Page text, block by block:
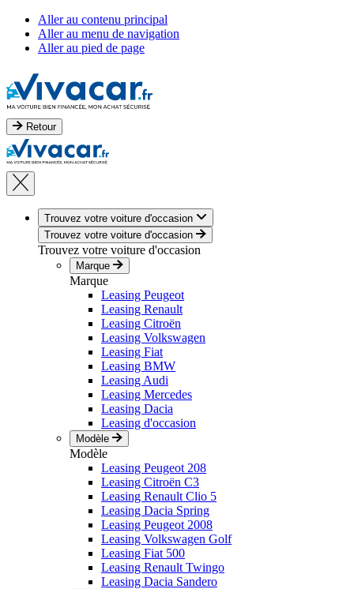
Aller au contenu principal
Aller au menu de navigation
Aller au pied de page
Retour
Trouvez votre voiture d'occasion
Trouvez votre voiture d'occasion
Trouvez votre voiture d'occasion
Marque
Marque
Leasing Peugeot
Leasing Renault
Leasing Citroën
Leasing Volkswagen
Leasing Fiat
Leasing BMW
Leasing Audi
Leasing Mercedes
Leasing Dacia
Leasing d'occasion
Modèle
Modèle
Leasing Peugeot 208
Leasing Citroën C3
Leasing Renault Clio 5
Leasing Dacia Spring
Leasing Peugeot 2008
Leasing Volkswagen Golf
Leasing Fiat 500
Leasing Renault Twingo
Leasing Dacia Sandero